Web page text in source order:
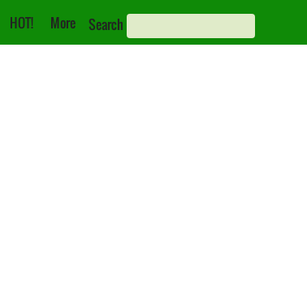
HOT! More Search